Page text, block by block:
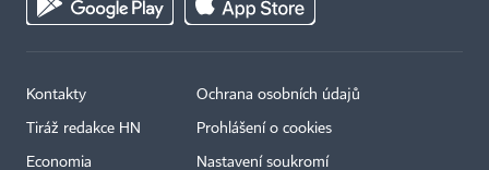
Kontakty
Tiráž redakce HN
Economia
Ochrana osobních údajů
Prohlášení o cookies
Nastavení soukromí